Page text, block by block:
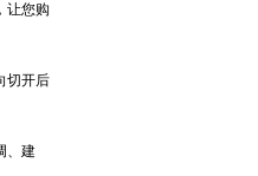
让您购
切开后
、建